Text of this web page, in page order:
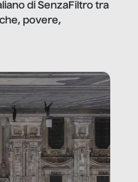
di SenzaFiltro tra
povere,